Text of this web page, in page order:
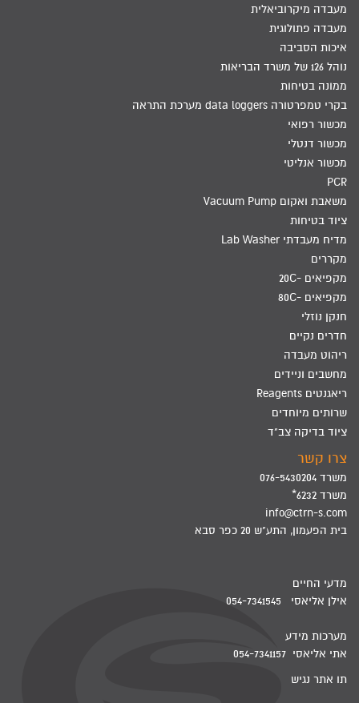
מעבדה מיקרוביאלית
מעבדה פתולוגית
איכות הסביבה
נוהל 126 של משרד הבריאות
ממונה בטיחות
בקרי טמפרטורה data loggers מערכת התראה
מכשור רפואי
מכשור דנטלי
מכשור אנליטי
PCR
משאבת ואקום Vacuum Pump
ציוד בטיחות
מדיח מעבדתי Lab Washer
מקררים
מקפיאים -20C
מקפיאים -80C
חנקן נוזלי
חדרים נקיים
ריהוט מעבדה
מחשבים וניידים
ריאגנטים Reagents
שרותים מיוחדים
ציוד בדיקה צב"ד
צרו קשר
משרד 076-5430204
משרד 6232*
info@ctrn-s.com
בית הפעמון, התע"ש 20 כפר סבא
מדעי החיים
אילן אליאסי 054-7341545
מערכות מידע
אתי אליאסי 054-7341157
תו אתר נגיש